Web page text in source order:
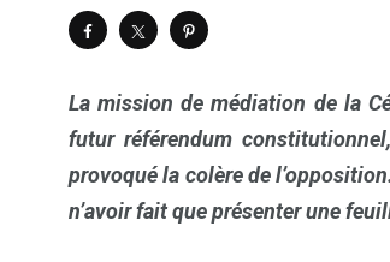
La mission de médiation de la
futur référendum
provoqué la colère de
n’avoir fait que présenter une